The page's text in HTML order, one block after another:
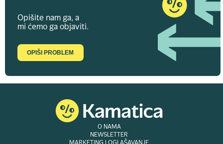
Opišite nam ga, a
mi ćemo ga objaviti.
OPIŠI PROBLEM
O NAMA
NEWSLETTER